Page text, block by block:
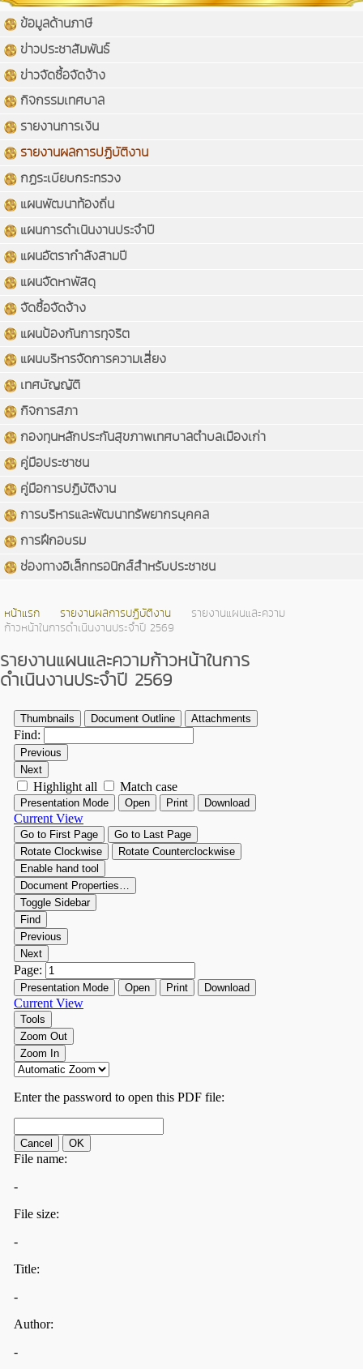
ข้อมูลด้านภาษี
ข่าวประชาสัมพันธ์
ข่าวจัดซื้อจัดจ้าง
กิจกรรมเทศบาล
รายงานการเงิน
รายงานผลการปฏิบัติงาน
กฏระเบียบกระทรวง
แผนพัฒนาท้องถิ่น
แผนการดำเนินงานประจำปี
แผนอัตรากำลังสามปี
แผนจัดหาพัสดุ
จัดซื้อจัดจ้าง
แผนป้องกันการทุจริต
แผนบริหารจัดการความเสี่ยง
เทศบัญญัติ
กิจการสภา
กองทุนหลักประกันสุขภาพเทศบาลตำบลเมืองเก่า
คู่มือประชาชน
คู่มือการปฏิบัติงาน
การบริหารและพัฒนาทรัพยากรบุคคล
การฝึกอบรม
ช่องทางอิเล็กทรอนิกส์สำหรับประชาชน
หน้าแรก รายงานผลการปฏิบัติงาน
รายงานแผนและความ
ก้าวหน้าในการดำเนินงานประจำปี 2569
รายงานแผนและความก้าวหน้าในการ
ดำเนินงานประจำปี 2569